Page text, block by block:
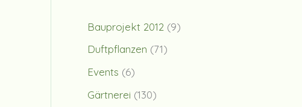
Bauprojekt 2012 (9)
Duftpflanzen (71)
Events (6)
Gärtnerei (130)